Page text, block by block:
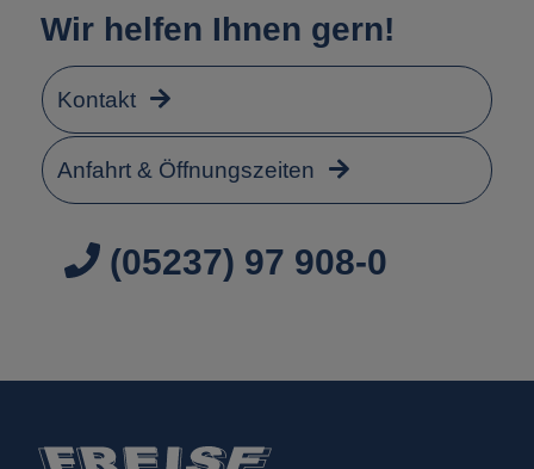
Wir helfen Ihnen gern!
Kontakt
Anfahrt & Öffnungszeiten
(05237) 97 908-0